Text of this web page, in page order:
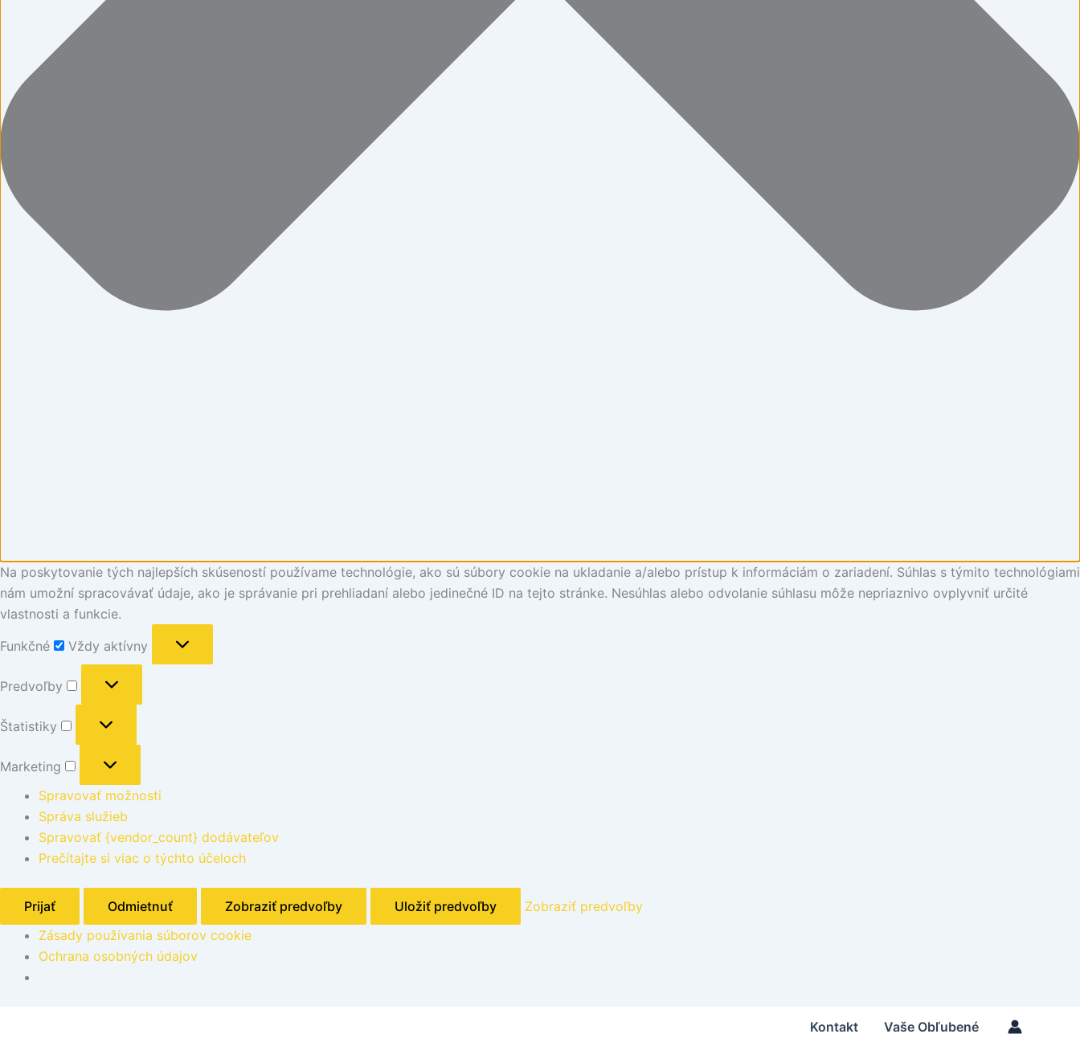
Na poskytovanie tých najlepších skúseností používame technológie, ako sú súbory cookie na ukladanie a/alebo prístup k informáciám o zariadení. Súhlas s týmito technológiami
nám umožní spracovávať údaje, ako je správanie pri prehliadaní alebo jedinečné ID na tejto stránke. Nesúhlas alebo odvolanie súhlasu môže nepriaznivo ovplyvniť určité
vlastnosti a funkcie.
Funkčné
Vždy aktívny
Predvoľby
Štatistiky
Marketing
Spravovať možnosti
Správa služieb
Spravovať {vendor_count} dodávateľov
Prečítajte si viac o týchto účeloch
Prijať Odmietnuť Zobraziť predvoľby Uložiť predvoľby
Zobraziť predvoľby
Zásady používania súborov cookie
Ochrana osobných údajov
Kontakt Vaše Obľubené